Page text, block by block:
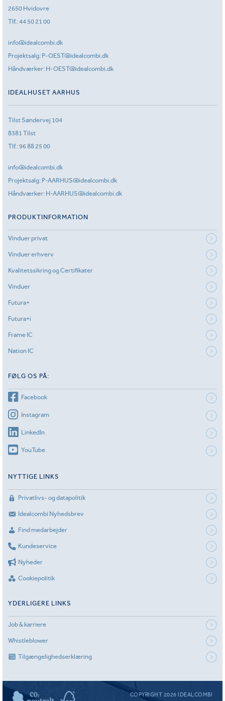
2650 Hvidovre
Tlf.:44 50 21 00
info@idealcombi.dk
Projektsalg: P-OEST@idealcombi.dk
Håndværker: H-OEST@idealcombi.dk
IDEALHUSET AARHUS
Tilst Søndervej 104
8381 Tilst
Tlf.:96 88 25 00
info@idealcombi.dk
Projektsalg: P-AARHUS@idealcombi.dk
Håndværker: H-AARHUS@idealcombi.dk
PRODUKTINFORMATION
Vinduer privat
Vinduer erhverv
Kvalitetssikring og Certifikater
Vinduer
Futura+
Futura+i
Frame IC
Nation IC
FØLG OS PÅ:
Facebook
Instagram
LinkedIn
YouTube
NYTTIGE LINKS
Privatlivs- og datapolitik
Idealcombi Nyhedsbrev
Find medarbejder
Kundeservice
Nyheder
Cookiepolitik
YDERLIGERE LINKS
Job & karriere
Whistleblower
Tilgængelighedserklæring
COPYRIGHT 2026 IDEALCOMBI